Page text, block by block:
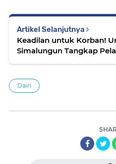
Artikel Selanjutnya
Keadilan untuk Korban!
Simalungun Tangkap
Dairi